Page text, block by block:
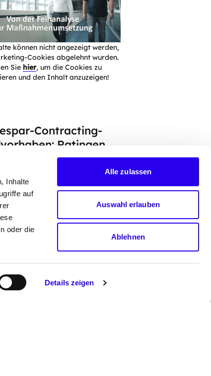
Inhalte
auf
oder die
Details zeigen
Alle zulassen
Auswahl erlauben
Ablehnen
können nicht angezeigt werden,
Cookies abgelehnt wurden.
Sie hier, um die Cookies zu
und den Inhalt anzuzeigen!
Contracting-
Ratingen
Cookies abgelehnt wurden.
Siehier
, um die Cookies zu